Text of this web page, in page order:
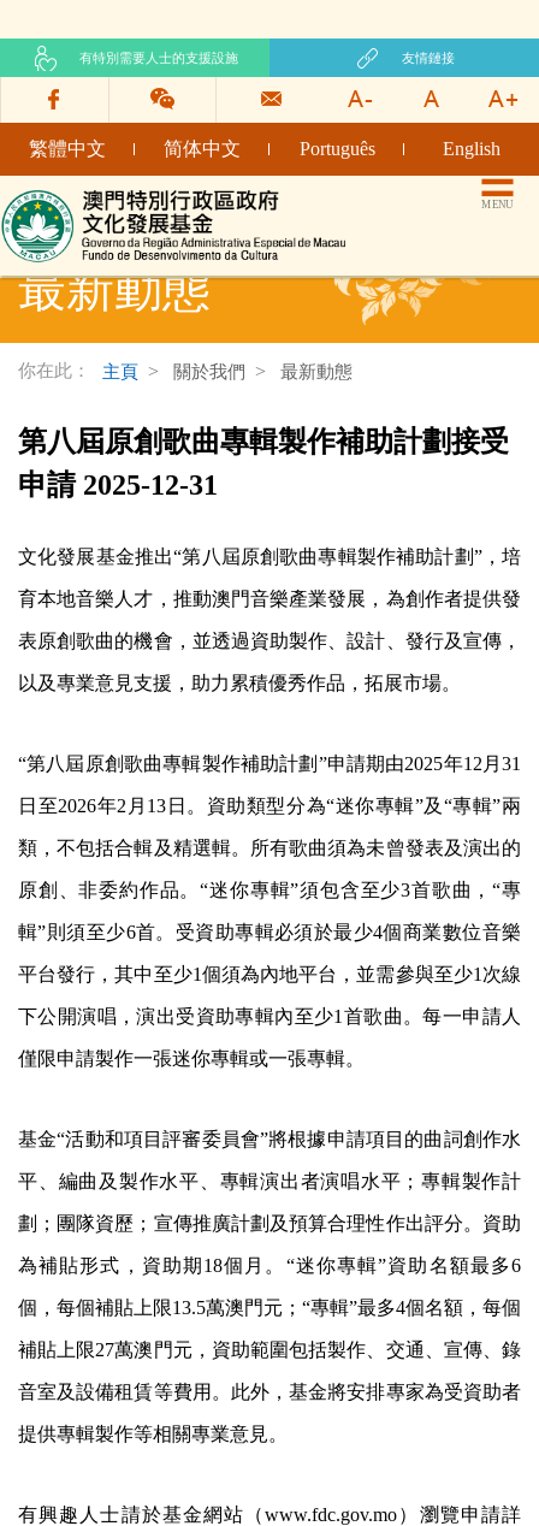
有特別需要人士的支援設施 友情鏈接
繁體中文 简体中文 Português English
文化發展基金網頁 MENU
最新動態
你在此： 主頁 關於我們 最新動態
第八屆原創歌曲專輯製作補助計劃接受
申請 2025-12-31
文化發展基金推出“第八屆原創歌曲專輯製作補助計劃”，培
育本地音樂人才，推動澳門音樂產業發展，為創作者提供發
表原創歌曲的機會，並透過資助製作、設計、發行及宣傳，
以及專業意見支援，助力累積優秀作品，拓展市場。
“第八屆原創歌曲專輯製作補助計劃”申請期由2025年12月31
日至2026年2月13日。資助類型分為“迷你專輯”及“專輯”兩
類，不包括合輯及精選輯。所有歌曲須為未曾發表及演出的
原創、非委約作品。“迷你專輯”須包含至少3首歌曲，“專
輯”則須至少6首。受資助專輯必須於最少4個商業數位音樂
平台發行，其中至少1個須為內地平台，並需參與至少1次線
下公開演唱，演出受資助專輯內至少1首歌曲。每一申請人
僅限申請製作一張迷你專輯或一張專輯。
基金“活動和項目評審委員會”將根據申請項目的曲詞創作水
平、編曲及製作水平、專輯演出者演唱水平；專輯製作計
劃；團隊資歷；宣傳推廣計劃及預算合理性作出評分。資助
為補貼形式，資助期18個月。“迷你專輯”資助名額最多6
個，每個補貼上限13.5萬澳門元；“專輯”最多4個名額，每個
補貼上限27萬澳門元，資助範圍包括製作、交通、宣傳、錄
音室及設備租賃等費用。此外，基金將安排專家為受資助者
提供專輯製作等相關專業意見。
有興趣人士請於基金網站（www.fdc.gov.mo）瀏覽申請詳